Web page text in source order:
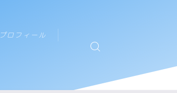
プロフィール